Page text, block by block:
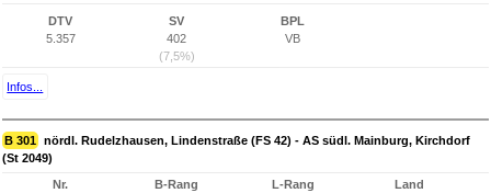
DTV
5.357
SV
402
(7,5%)
BPL
VB
Infos...
B 301 nördl. Rudelzhausen, Lindenstraße (FS 42) - AS südl. Mainburg, Kirchdorf
(St 2049)
Nr.
B-Rang
L-Rang
Land